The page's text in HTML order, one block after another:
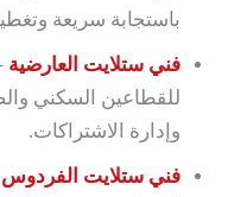
باستجابة سريعة
فني ستلايت العارضية
للقطاعين السكني
وإدارة الاشتراكات.
فني ستلايت الفردوس